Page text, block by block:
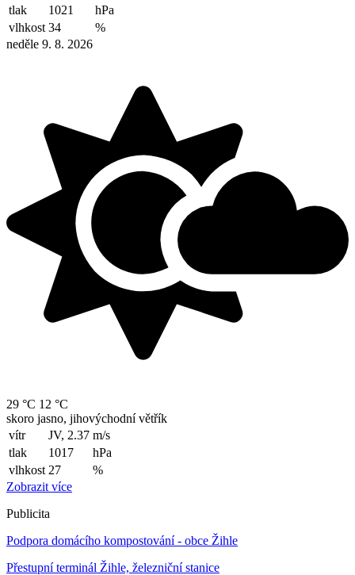
tlak
1021
hPa
vlhkost 34
%
neděle 9. 8. 2026
29 °C 12 °C
skoro jasno, jihovýchodní větřík
vítr
JV, 2.37 m/s
tlak
1017
hPa
vlhkost 27
%
Zobrazit více
Publicita
Podpora domácího kompostování - obce Žihle
Přestupní terminál Žihle, železniční stanice